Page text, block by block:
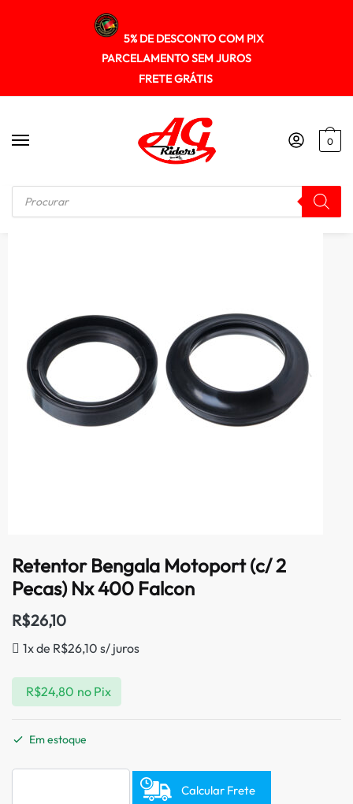
5% DE DESCONTO COM PIX
PARCELAMENTO SEM JUROS
FRETE GRÁTIS
0
Início / SUSPENÇÃO Retentor Bengala Motoport (c/ 2 Pecas) Nx 400 Falcon
Retentor Bengala Motoport (c/ 2
Pecas) Nx 400 Falcon
R$26,10
1x de R$26,10 s/ juros
R$24,80 no Pix
Em estoque
Calcular Frete